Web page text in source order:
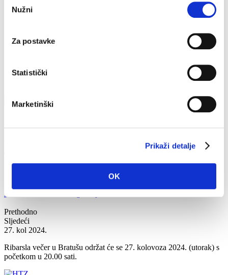
pristanka
Nužni
Za postavke
Statistički
Marketinški
Prikaži detalje
OK
+385(0)21 620713
Ribarska večer u Bratušu
Početna
Prethodno
Sljedeći
27. kol 2024.
Ribarsla večer u Bratušu održat će se 27. kolovoza 2024. (utorak) s
početkom u 20.00 sati.